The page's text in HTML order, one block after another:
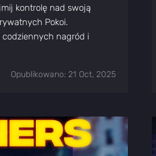
kontrolę nad swoją
Pokoi.
codziennych nagród i
Opublikowano: 21 Oct, 2025